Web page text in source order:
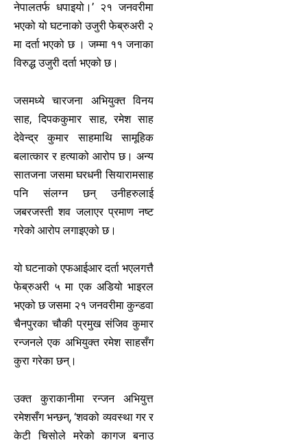
नेपालतर्फ धपाइयो।’ २१ जनवरीमा
भएको यो घटनाको उजुरी फेब्रुअरी २
मा दर्ता भएको छ । जम्मा ११ जनाका
विरुद्ध उजुरी दर्ता भएको छ।
जसमध्ये चारजना अभियुक्त विनय
साह, दिपककुमार साह, रमेश साह
देवेन्द्र कुमार साहमाथि सामूहिक
बलात्कार र हत्याको आरोप छ। अन्य
सातजना जसमा घरधनी सियारामसाह
पनि संलग्न छन् उनीहरुलाई
जबरजस्ती शव जलाएर प्रमाण नष्ट
गरेको आरोप लगाइएको छ।
यो घटनाको एफआईआर दर्ता भएलगत्तै
फेब्रुअरी ५ मा एक अडियो भाइरल
भएको छ जसमा २१ जनवरीमा कुन्डवा
चैनपुरका चौकी प्रमुख संजिव कुमार
रन्जनले एक अभियुक्त रमेश साहसँग
कुरा गरेका छन्।
उक्त कुराकानीमा रन्जन अभियुत्त
रमेशसँग भन्छन्, ‘शवको व्यवस्था गर र
केटी चिसोले मरेको कागज बनाउ